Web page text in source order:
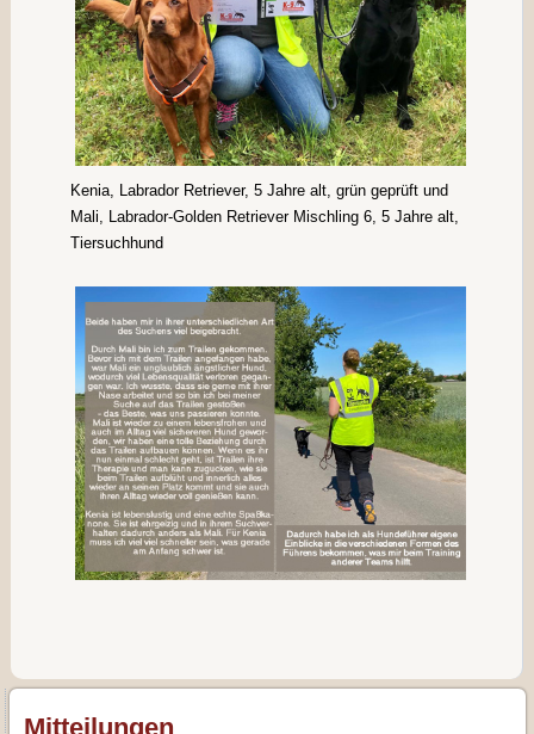
Kenia, Labrador Retriever, 5 Jahre alt, grün geprüft und
Mali, Labrador-Golden Retriever Mischling 6, 5 Jahre alt,
Tiersuchhund
Mitteilungen